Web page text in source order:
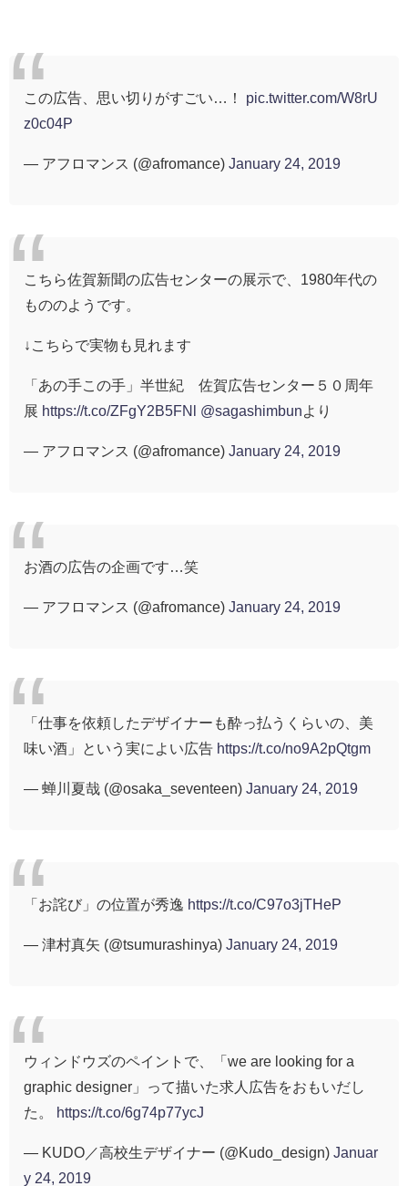
この広告、思い切りがすごい…！ pic.twitter.com/W8rU
z0c04P
— アフロマンス (@afromance) January 24, 2019
こちら佐賀新聞の広告センターの展示で、1980年代の
もののようです。
↓こちらで実物も見れます
「あの手この手」半世紀 佐賀広告センター５０周年
展 https://t.co/ZFgY2B5FNl @sagashimbun より
— アフロマンス (@afromance) January 24, 2019
お酒の広告の企画です…笑
— アフロマンス (@afromance) January 24, 2019
「仕事を依頼したデザイナーも酔っ払うくらいの、美
味い酒」という実によい広告 https://t.co/no9A2pQtgm
— 蝉川夏哉 (@osaka_seventeen) January 24, 2019
「お詫び」の位置が秀逸 https://t.co/C97o3jTHeP
— 津村真矢 (@tsumurashinya) January 24, 2019
ウィンドウズのペイントで、「we are looking for a
graphic designer」って描いた求人広告をおもいだし
た。 https://t.co/6g74p77ycJ
— KUDO／高校生デザイナー (@Kudo_design) Januar
y 24, 2019